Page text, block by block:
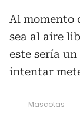
Al momento
sea al aire
este sería
intentar
Mascotas